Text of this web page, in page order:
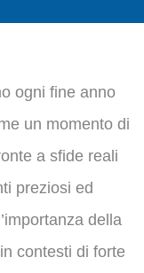
ogni fine anno
un momento di
a sfide reali
preziosi ed
della
contesti di forte